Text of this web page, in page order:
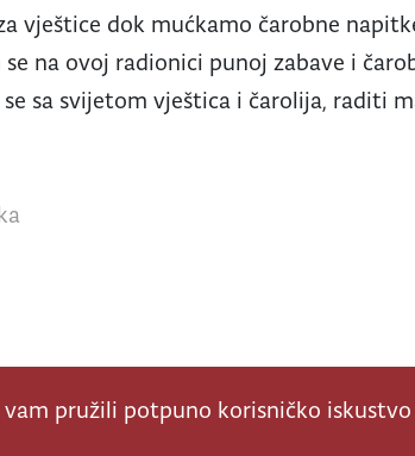
vještice dok mućkamo čarobne
na ovoj radionici punoj zabave i
sa svijetom vještica i čarolija, raditi
pružili potpuno korisničko